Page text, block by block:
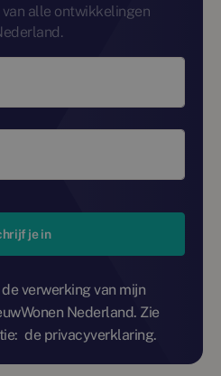
alle ontwikkelingen
je in
verwerking van mijn
Nederland. Zie
de privacyverklaring.